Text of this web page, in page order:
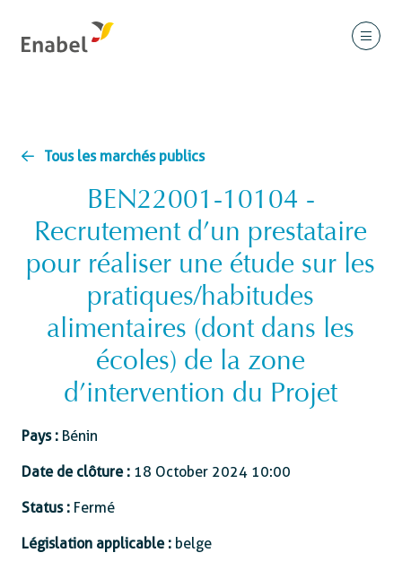
Tous les marchés publics
BEN22001-10104 -
Recrutement d’un prestataire
pour réaliser une étude sur les
pratiques/habitudes
alimentaires (dont dans les
écoles) de la zone
d’intervention du Projet
Pays : Bénin
Date de clôture : 18 October 2024 10:00
Status : Fermé
Législation applicable : belge